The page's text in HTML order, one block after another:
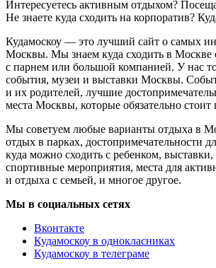
Интересуетесь активным отдыхом?
Не знаете куда сходить на корпоратив?
Кудамоскоу — это лучший сайт о самых
Москвы. Мы знаем куда сходить в Москве
с парнем или большой компанией. У нас
события, музеи и выставки Москвы.
и их родителей, лучшие
места Москвы, которые обязательно стоит
Мы советуем любые варианты отдыха в
отдых в парках, достопримечательности
куда можно сходить с ребенком, выставки,
спортивные мероприятия, места для
и отдыха с семьей, и многое другое.
Мы в социальных сетях
Вконтакте
Кудамоскоу в однокласниках
Кудамоскоу в телеграме